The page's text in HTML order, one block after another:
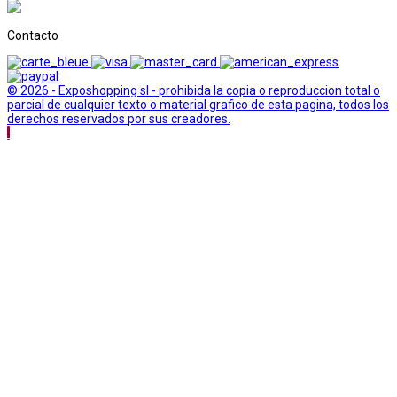
Contacto
© 2026 - Exposhopping sl - prohibida la copia o reproduccion total o
parcial de cualquier texto o material grafico de esta pagina, todos los
derechos reservados por sus creadores.